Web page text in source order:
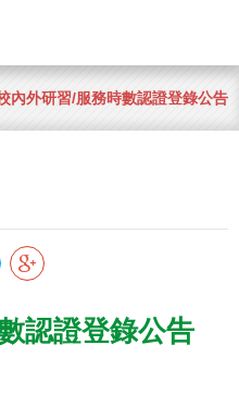
內外研習/服務時數認證登錄公告
認證登錄公告